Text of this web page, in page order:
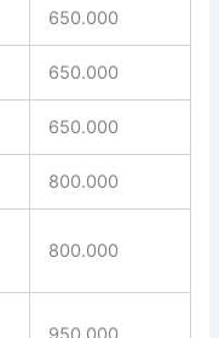
650.000
650.000
650.000
800.000
800.000